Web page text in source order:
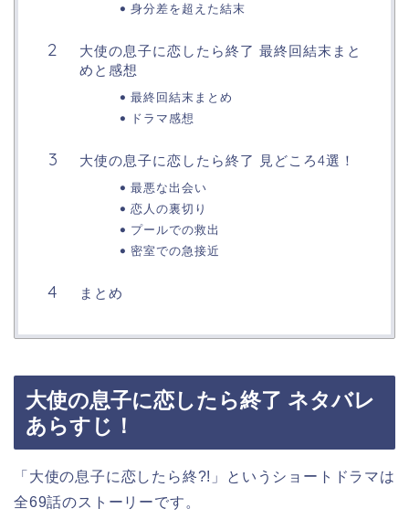
身分差を超えた結末
大使の息子に恋したら終了 最終回結末まと
めと感想
最終回結末まとめ
ドラマ感想
大使の息子に恋したら終了 見どころ4選！
最悪な出会い
恋人の裏切り
プールでの救出
密室での急接近
まとめ
大使の息子に恋したら終了 ネタバレ
あらすじ！
「大使の息子に恋したら終?! 」
というショートドラマは
全69話のストーリーです。